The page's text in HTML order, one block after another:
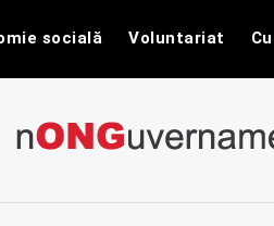
socială Voluntariat